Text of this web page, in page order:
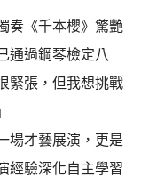
《千本櫻》驚艷
通過鋼琴檢定八
緊張，但我想挑戰
才藝展演，更是
經驗深化自主學習